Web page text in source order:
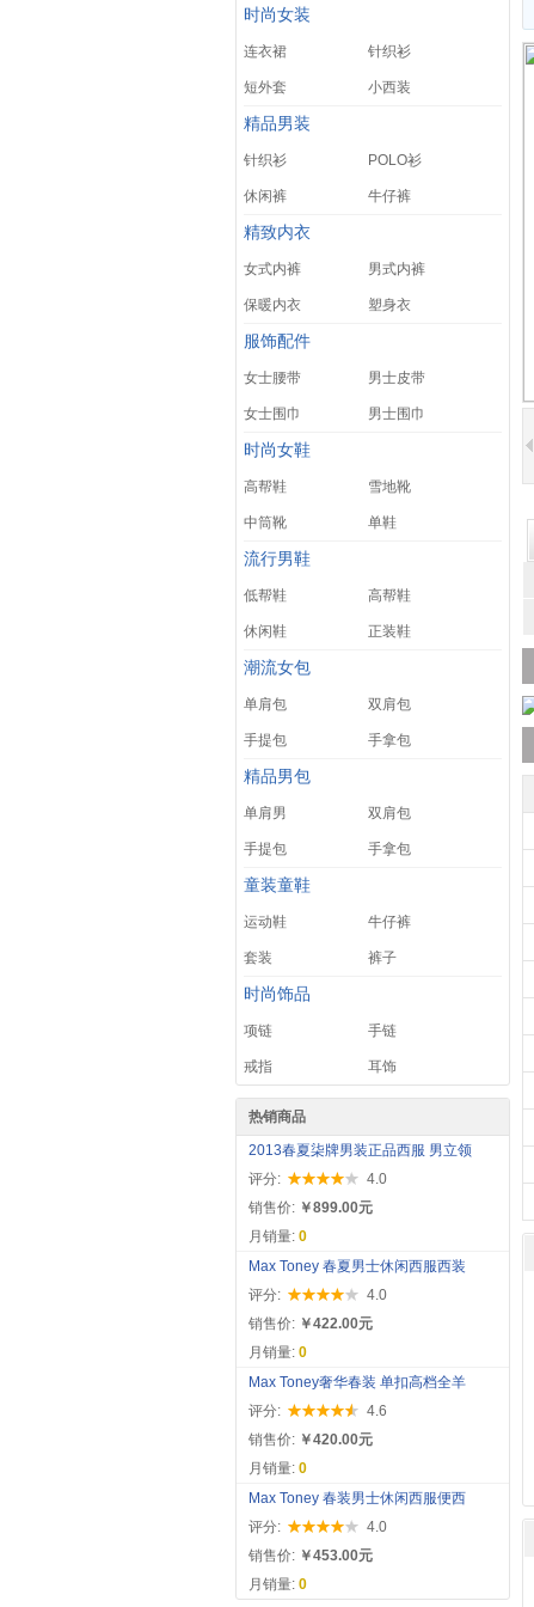
时尚女装
连衣裙 针织衫
短外套 小西装
精品男装
针织衫 POLO衫
休闲裤 牛仔裤
精致内衣
女式内裤 男式内裤
保暖内衣 塑身衣
服饰配件
女士腰带 男士皮带
女士围巾 男士围巾
时尚女鞋
高帮鞋 雪地靴
中筒靴 单鞋
流行男鞋
低帮鞋 高帮鞋
休闲鞋 正装鞋
潮流女包
单肩包 双肩包
手提包 手拿包
精品男包
单肩男 双肩包
手提包 手拿包
童装童鞋
运动鞋 牛仔裤
套装 裤子
时尚饰品
项链 手链
戒指 耳饰
热销商品
2013春夏柒牌男装正品西服 男立领
评分:
4.0
销售价: ￥899.00元
月销量: 0
Max Toney 春夏男士休闲西服西装
评分:
4.0
销售价: ￥422.00元
月销量: 0
Max Toney奢华春装 单扣高档全羊
评分:
4.6
销售价: ￥420.00元
月销量: 0
Max Toney 春装男士休闲西服便西
评分:
4.0
销售价: ￥453.00元
月销量: 0